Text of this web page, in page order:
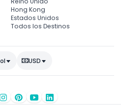
Hong Kong
Estados Unidos
Todos los Destinos
USD